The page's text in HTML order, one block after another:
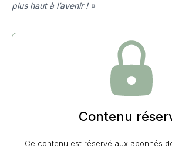
plus haut à l’avenir ! »
Contenu
Ce contenu est réservé aux abonnés